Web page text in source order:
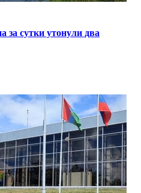
за сутки утонули два